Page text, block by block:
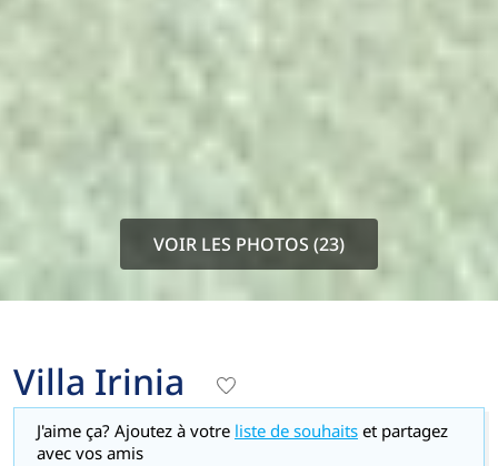
VOIR LES PHOTOS (23)
Villa Irinia
J'aime ça? Ajoutez à votre liste de souhaits et partagez
avec vos amis